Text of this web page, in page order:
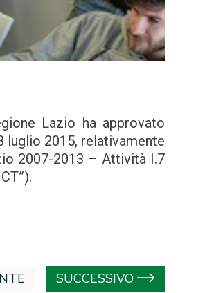
Lazio ha approvato
luglio 2015, relativamente
2007-2013 – Attività I.7
SUCCESSIVO